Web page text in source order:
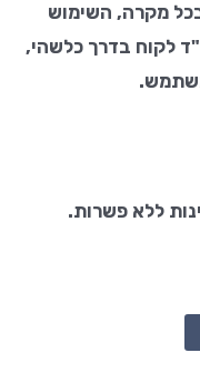
מקרה, השימוש
לקוח בדרך כלשהי,
ללא פשרות.